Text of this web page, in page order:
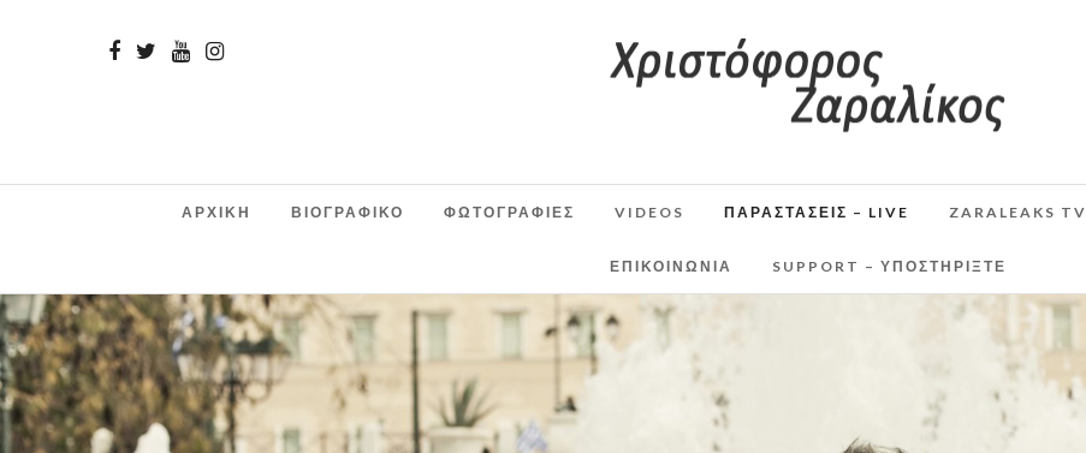
ΑΡΧΙΚΗ ΒΙΟΓΡΑΦΙΚΟ ΦΩΤΟΓΡΑΦΙΕΣ VIDEOS ΠΑΡΑΣΤΆΣΕΙΣ – LIVE ZARALEAKS TV
ΕΠΙΚΟΙΝΩΝΙΑ SUPPORT – ΥΠΟΣΤΗΡΊΞΤΕ